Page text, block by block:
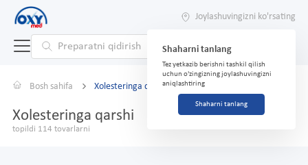
Joylashuvingizni ko'rsating
Shaharni tanlang
Tez yetkazib berishni tashkil qilish
uchun o'zingizning joylashuvingizni
aniqlashtiring
Shaharni tanlang
Bosh sahifa Xolesteringa qarshi
Xolesteringa qarshi
topildi 114 tovarlarni